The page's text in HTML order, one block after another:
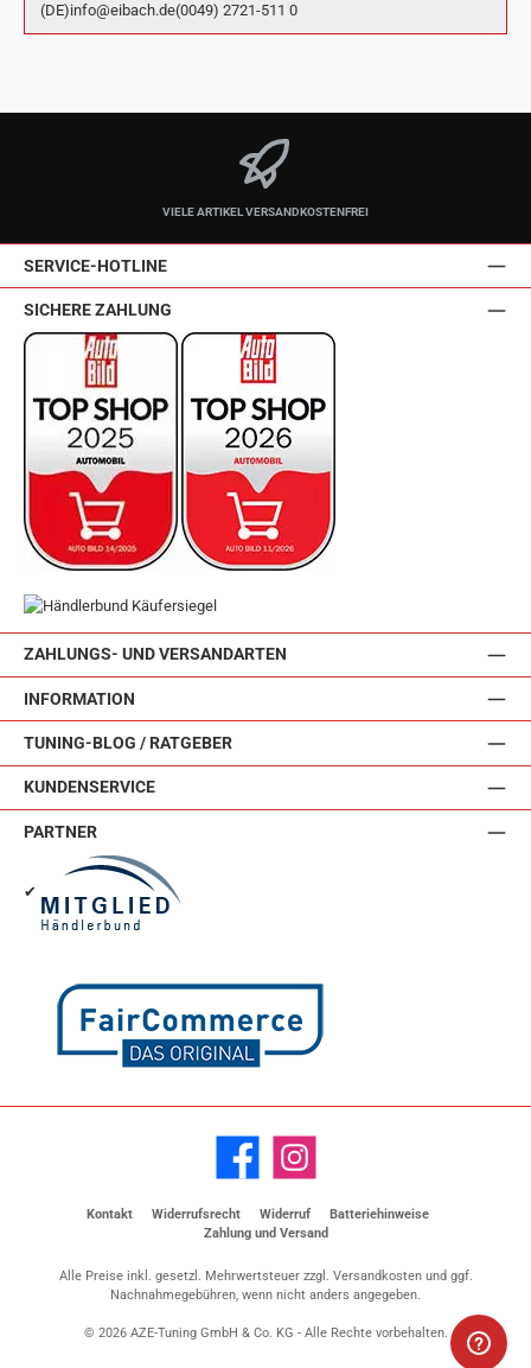
(DE)info@eibach.de(0049) 2721-511 0
VIELE ARTIKEL VERSANDKOSTENFREI
SERVICE-HOTLINE
ZAHLUNGS- UND VERSANDARTEN
INFORMATION
TUNING-BLOG / RATGEBER
KUNDENSERVICE
SICHERE ZAHLUNG
PARTNER
✔
Facebook Instagram
Kontakt Widerrufsrecht Widerruf
Batteriehinweise
Zahlung und Versand
Alle Preise inkl. gesetzl. Mehrwertsteuer zzgl. Versandkostenund ggf.
Nachnahmegebühren, wenn nicht anders angegeben.
© 2026 AZE-Tuning GmbH & Co. KG - Alle Rechte vorbehalten.